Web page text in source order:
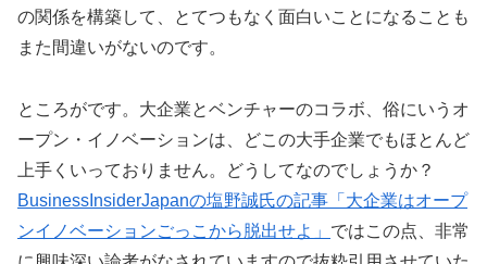
の関係を構築して、とてつもなく面白いことになることも
また間違いがないのです。
ところがです。大企業とベンチャーのコラボ、俗にいうオ
ープン・イノベーションは、どこの大手企業でもほとんど
上手くいっておりません。どうしてなのでしょうか？
BusinessInsiderJapanの塩野誠氏の記事「大企業はオープ
ンイノベーションごっこから脱出せよ」 ではこの点、非常